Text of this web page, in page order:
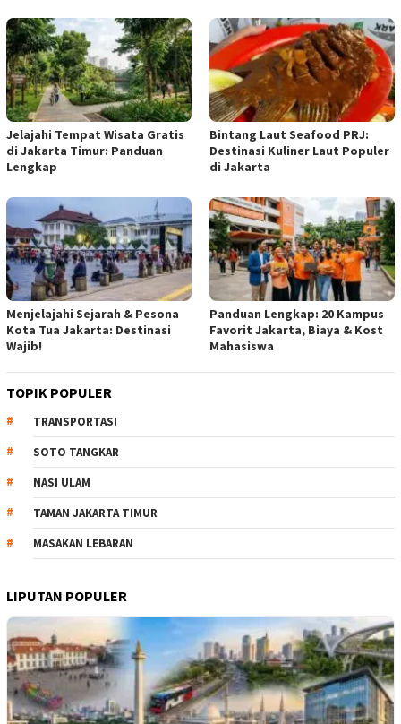
Jelajahi Tempat Wisata Gratis
di Jakarta Timur: Panduan
Lengkap
Bintang Laut Seafood PRJ:
Destinasi Kuliner Laut Populer
di Jakarta
Menjelajahi Sejarah & Pesona
Kota Tua Jakarta: Destinasi
Wajib!
Panduan Lengkap: 20 Kampus
Favorit Jakarta, Biaya & Kost
Mahasiswa
TOPIK POPULER
TRANSPORTASI
SOTO TANGKAR
NASI ULAM
TAMAN JAKARTA TIMUR
MASAKAN LEBARAN
LIPUTAN POPULER